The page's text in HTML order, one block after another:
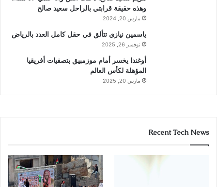
وهذه حقيقة قرابتي بالراحل سعيد صالح
مارس 20, 2024
ياسمين نيازي تتألق في حقل كامل العدد بالرياض
نوفمبر 26, 2025
أوغندا يخسر أمام موزمبيق بتصفيات أفريقيا
المؤهلة لكأس العالم
مارس 20, 2025
Recent Tech News